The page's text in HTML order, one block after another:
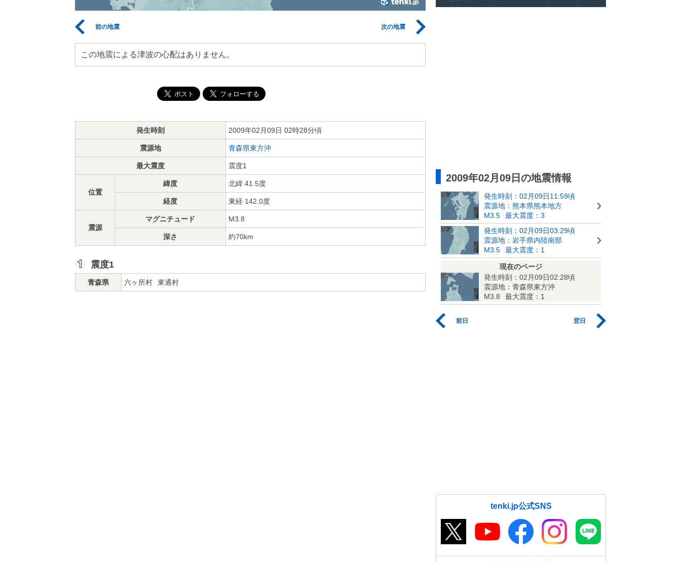
前の地震 次の地震
この地震による津波の心配はありません。
発生時刻 2009年02月09日 02時28分頃
震源地 青森県東方沖
最大震度 震度1
位置
緯度 北緯 41.5度
経度 東経 142.0度
震源
マグニチュード M3.8
深さ 約70km
震度1
青森県 六ヶ所村 東通村
2009年02月09日の地震情報
発生時刻：02月09日11:59頃
震源地：熊本県熊本地方
M3.5
最大震度：3
発生時刻：02月09日03:29頃
震源地：岩手県内陸南部
M3.5
最大震度：1
現在のページ
発生時刻：02月09日02:28頃
震源地：青森県東方沖
M3.8
最大震度：1
前日 翌日
tenki.jp公式SNS